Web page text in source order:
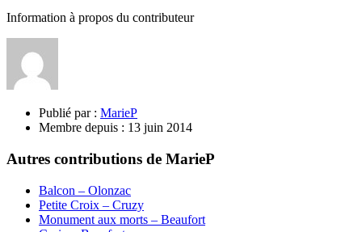
Information à propos du contributeur
Publié par : MarieP
Membre depuis : 13 juin 2014
Autres contributions de MarieP
Balcon – Olonzac
Petite Croix – Cruzy
Monument aux morts – Beaufort